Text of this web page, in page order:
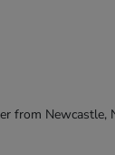
from Newcastle,